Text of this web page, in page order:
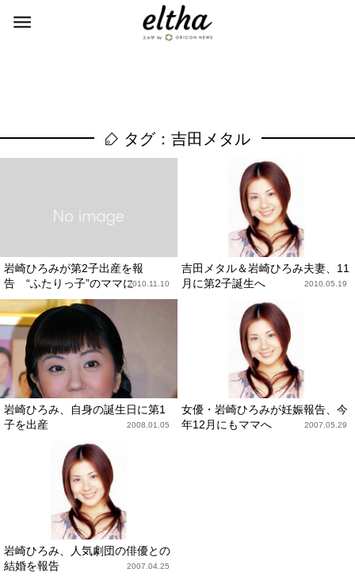
タグ：吉田メタル
岩崎ひろみが第2子出産を報
告 “ふたりっ子”のママに2010.11.10
吉田メタル＆岩崎ひろみ夫妻、11
月に第2子誕生へ
2010.05.19
岩崎ひろみ、自身の誕生日に第1
子を出産
2008.01.05
女優・岩崎ひろみが妊娠報告、今
年12月にもママへ
2007.05.29
岩崎ひろみ、人気劇団の俳優との
結婚を報告
2007.04.25